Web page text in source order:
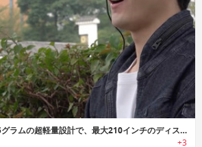
ENMESI V50｜わずか75グラムの超軽量設計で、最大210インチのディスプレイを表示可能なARグラス
+3